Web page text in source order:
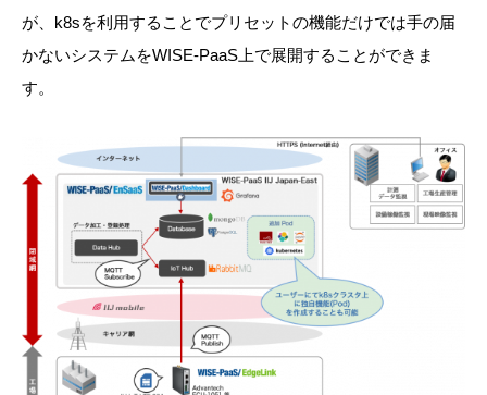
が、k8sを利用することでプリセットの機能だけでは手の届
かないシステムをWISE-PaaS上で展開することができま
す。